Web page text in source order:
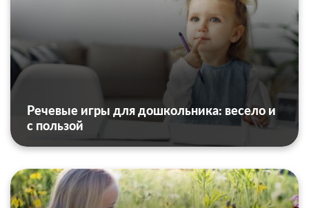
Речевые игры для дошкольника: весело и
с пользой